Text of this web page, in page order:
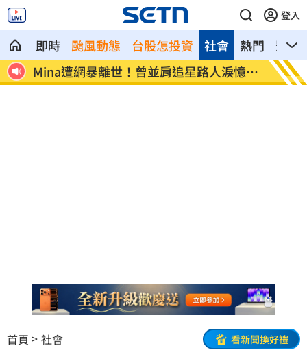
登入
即時 颱風動態 台股怎投資 熱門 影音
社會
Mina遭網暴離世！曾並肩追星路人淚憶暖
舉
范曉
首頁 社會 看新聞換好禮